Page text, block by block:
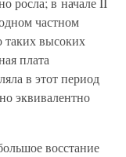
частном
таких высоких
плата
в этот период
эквивалентно
восстание